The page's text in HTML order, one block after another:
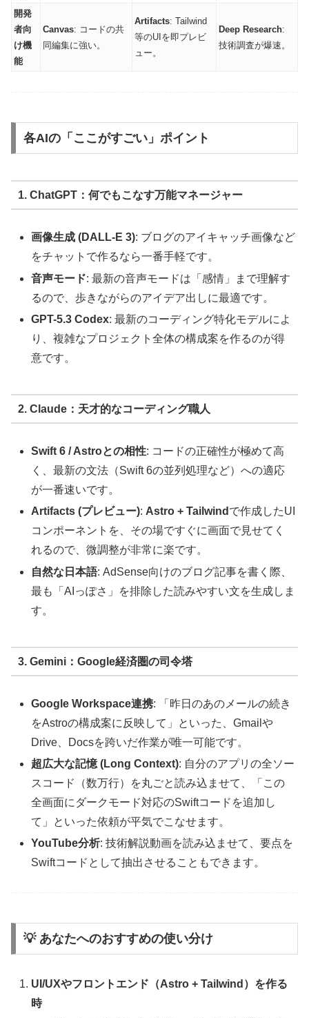
開発
者向
け機
能
Canvas: コードの共
同編集に強い。
Artifacts: Tailwind
等のUIを即プレビ
ュー。
Deep Research:
技術調査が爆速。
各AIの「ここがすごい」ポイント
1. ChatGPT：何でもこなす万能マネージャー
画像生成 (DALL-E 3): ブログのアイキャッチ画像など
をチャットで作るなら一番手軽です。
音声モード: 最新の音声モードは「感情」まで理解す
るので、歩きながらのアイデア出しに最適です。
GPT-5.3 Codex: 最新のコーディング特化モデルによ
り、複雑なプロジェクト全体の構成案を作るのが得
意です。
2. Claude：天才的なコーディング職人
Swift 6 / Astroとの相性: コードの正確性が極めて高
く、最新の文法（Swift 6の並列処理など）への適応
が一番速いです。
Artifacts (プレビュー): Astro + Tailwind で作成したUI
コンポーネントを、その場ですぐに画面で見せてく
れるので、微調整が非常に楽です。
自然な日本語: AdSense向けのブログ記事を書く際、
最も「AIっぽさ」を排除した読みやすい文を生成しま
す。
3. Gemini：Google経済圏の司令塔
Google Workspace連携: 「昨日のあのメールの続き
をAstroの構成案に反映して」といった、Gmailや
Drive、Docsを跨いだ作業が唯一可能です。
超広大な記憶 (Long Context): 自分のアプリの全ソー
スコード（数万行）を丸ごと読み込ませて、「この
全画面にダークモード対応のSwiftコードを追加し
て」といった依頼が平気でこなせます。
YouTube分析: 技術解説動画を読み込ませて、要点を
Swiftコードとして抽出させることもできます。
💡 あなたへのおすすめの使い分け
UI/UXやフロントエンド（Astro + Tailwind）を作る
時